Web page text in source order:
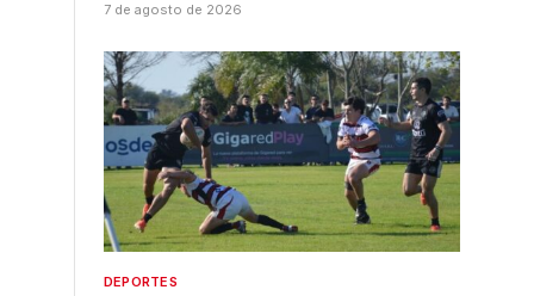
7 de agosto de 2026
DEPORTES